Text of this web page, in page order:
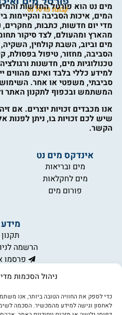
ניהול הסכמות
לאחסון וגישה למידע מהמכשיר. הסכמה
מים נט הוא פורטל החדשות
המים, איכות הסביבה
מדי יום חדשות, כתבות, מחקרים,
מהארץ ומהעולם, לצד סיקור
מים וביוב, השבת קולחין,
הסביבה, מחזור, טיפול בפסולת,
טכנולוגיות מים, חדשנות
למידע כללי בלבד ואינם מהווים
סביבתי, משפטי או אחר.
המשתמש ובכפוף לתקנון האתר
אנו מכבדים זכויות יוצרים. אם
שיש לכם זכויות בו, ניתן לפנות
הקשר.
אינדקס מים נט
מים ובריאות
מים לחקלאות
פורום מים
מידע
תקנון
הרשמה
פרסמו
הצהרת
מדיניות